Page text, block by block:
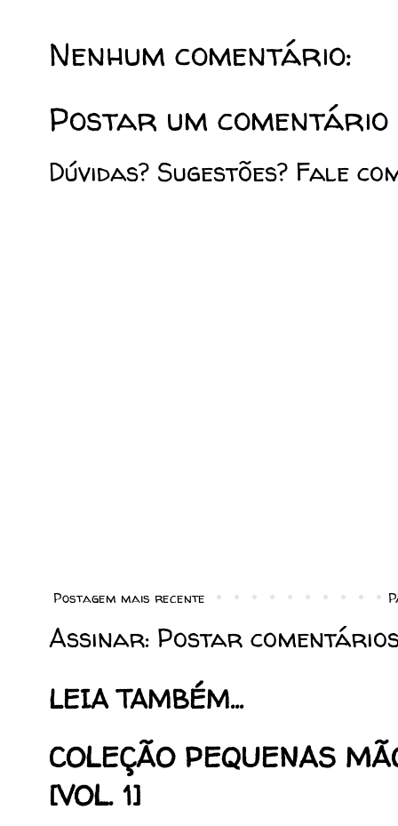
Nenhum comentário:
Postar um comentário
Dúvidas? Sugestões? Fale
Postagem mais recente
Assinar: Postar
LEIA TAMBÉM...
COLEÇÃO PEQUENAS
[VOL. 1]